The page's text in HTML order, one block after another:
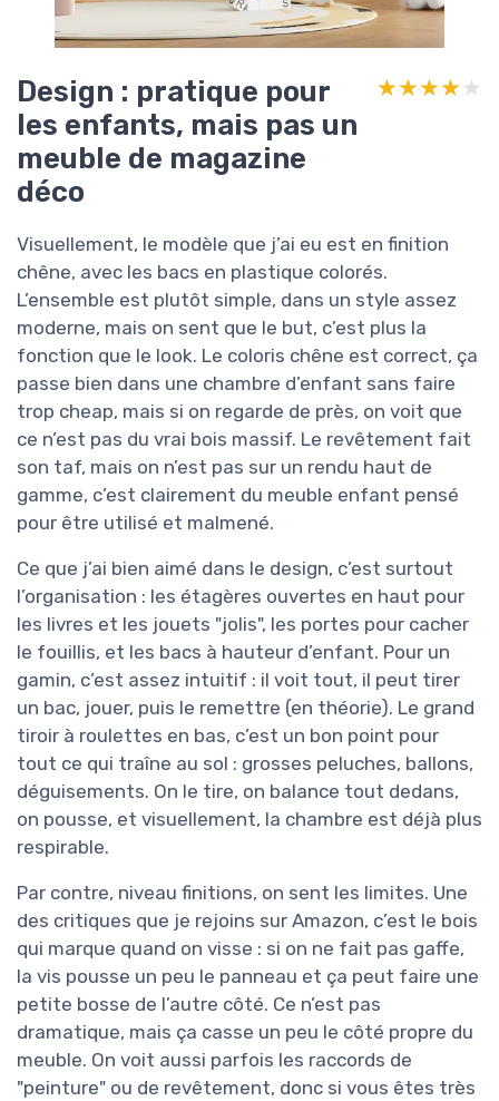
Design : pratique pour
les enfants, mais pas un
meuble de magazine
déco
★★★★★
★★★★★
Visuellement, le modèle que j’ai eu est en finition
chêne, avec les bacs en plastique colorés.
L’ensemble est plutôt simple, dans un style assez
moderne, mais on sent que le but, c’est plus la
fonction que le look. Le coloris chêne est correct, ça
passe bien dans une chambre d’enfant sans faire
trop cheap, mais si on regarde de près, on voit que
ce n’est pas du vrai bois massif. Le revêtement fait
son taf, mais on n’est pas sur un rendu haut de
gamme, c’est clairement du meuble enfant pensé
pour être utilisé et malmené.
Ce que j’ai bien aimé dans le design, c’est surtout
l’organisation : les étagères ouvertes en haut pour
les livres et les jouets "jolis", les portes pour cacher
le fouillis, et les bacs à hauteur d’enfant. Pour un
gamin, c’est assez intuitif : il voit tout, il peut tirer
un bac, jouer, puis le remettre (en théorie). Le grand
tiroir à roulettes en bas, c’est un bon point pour
tout ce qui traîne au sol : grosses peluches, ballons,
déguisements. On le tire, on balance tout dedans,
on pousse, et visuellement, la chambre est déjà plus
respirable.
Par contre, niveau finitions, on sent les limites. Une
des critiques que je rejoins sur Amazon, c’est le bois
qui marque quand on visse : si on ne fait pas gaffe,
la vis pousse un peu le panneau et ça peut faire une
petite bosse de l’autre côté. Ce n’est pas
dramatique, mais ça casse un peu le côté propre du
meuble. On voit aussi parfois les raccords de
"peinture" ou de revêtement, donc si vous êtes très